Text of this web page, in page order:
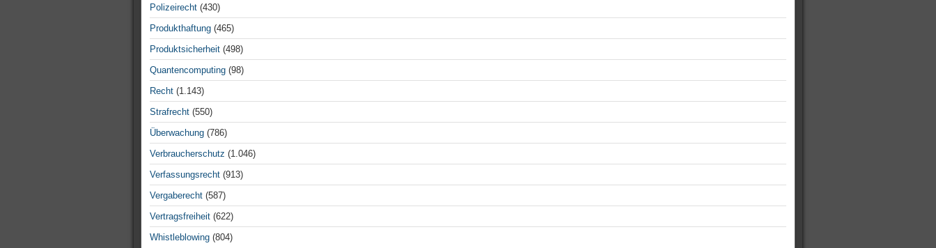
Polizeirecht (430)
Produkthaftung (465)
Produktsicherheit (498)
Quantencomputing (98)
Recht (1.143)
Strafrecht (550)
Überwachung (786)
Verbraucherschutz (1.046)
Verfassungsrecht (913)
Vergaberecht (587)
Vertragsfreiheit (622)
Whistleblowing (804)